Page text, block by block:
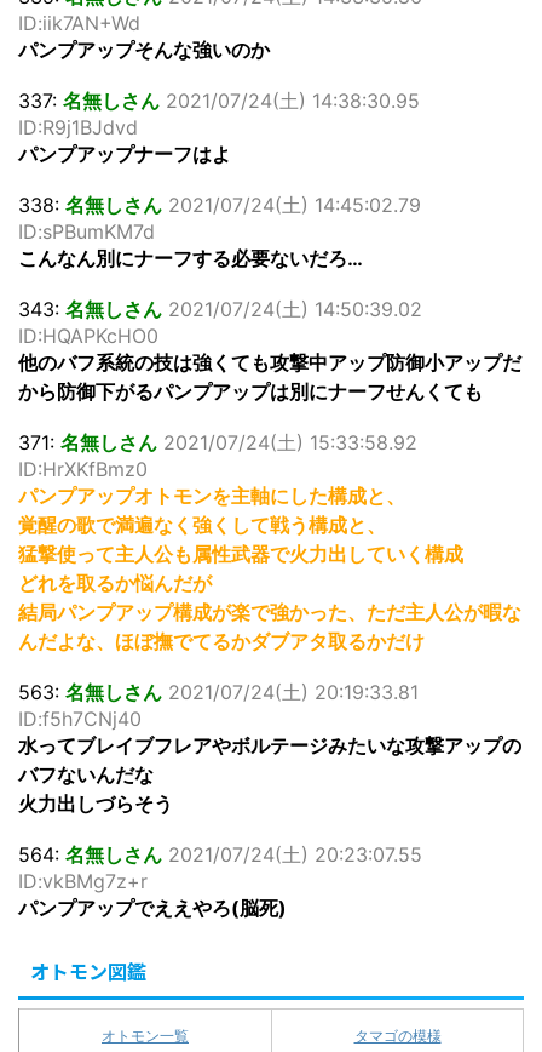
ID:iik7AN+Wd
パンプアップそんな強いのか
337: 名無しさん 2021/07/24(土) 14:38:30.95
ID:R9j1BJdvd
パンプアップナーフはよ
338: 名無しさん 2021/07/24(土) 14:45:02.79
ID:sPBumKM7d
こんなん別にナーフする必要ないだろ…
343: 名無しさん 2021/07/24(土) 14:50:39.02
ID:HQAPKcHO0
他のバフ系統の技は強くても攻撃中アップ防御小アップだ
から防御下がるパンプアップは別にナーフせんくても
371: 名無しさん 2021/07/24(土) 15:33:58.92
ID:HrXKfBmz0
パンプアップオトモンを主軸にした構成と、
覚醒の歌で満遍なく強くして戦う構成と、
猛撃使って主人公も属性武器で火力出していく構成
どれを取るか悩んだが
結局パンプアップ構成が楽で強かった、ただ主人公が暇な
んだよな、ほぼ撫でてるかダブアタ取るかだけ
563: 名無しさん 2021/07/24(土) 20:19:33.81
ID:f5h7CNj40
水ってブレイブフレアやボルテージみたいな攻撃アップの
バフないんだな
火力出しづらそう
564: 名無しさん 2021/07/24(土) 20:23:07.55
ID:vkBMg7z+r
パンプアップでええやろ(脳死)
オトモン図鑑
オトモン一覧 タマゴの模様